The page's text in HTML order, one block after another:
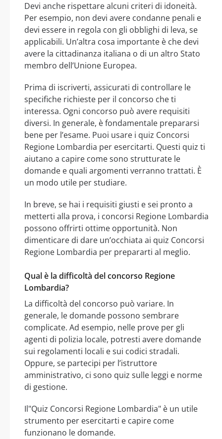
Devi anche rispettare alcuni criteri di idoneità.
Per esempio, non devi avere condanne penali e
devi essere in regola con gli obblighi di leva, se
applicabili. Un’altra cosa importante è che devi
avere la cittadinanza italiana o di un altro Stato
membro dell’Unione Europea.
Prima di iscriverti, assicurati di controllare le
specifiche richieste per il concorso che ti
interessa. Ogni concorso può avere requisiti
diversi. In generale, è fondamentale prepararsi
bene per l’esame. Puoi usare i quiz Concorsi
Regione Lombardia per esercitarti. Questi quiz ti
aiutano a capire come sono strutturate le
domande e quali argomenti verranno trattati. È
un modo utile per studiare.
In breve, se hai i requisiti giusti e sei pronto a
metterti alla prova, i concorsi Regione Lombardia
possono offrirti ottime opportunità. Non
dimenticare di dare un’occhiata ai quiz Concorsi
Regione Lombardia per prepararti al meglio.
Qual è la difficoltà del concorso Regione
Lombardia?
La difficoltà del concorso può variare. In
generale, le domande possono sembrare
complicate. Ad esempio, nelle prove per gli
agenti di polizia locale, potresti avere domande
sui regolamenti locali e sui codici stradali.
Oppure, se partecipi per l’istruttore
amministrativo, ci sono quiz sulle leggi e norme
di gestione.
Il"Quiz Concorsi Regione Lombardia" è un utile
strumento per esercitarti e capire come
funzionano le domande.